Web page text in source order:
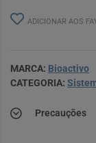
ADICIONAR AOS
MARCA: Bioactivo
CATEGORIA:
Precauções